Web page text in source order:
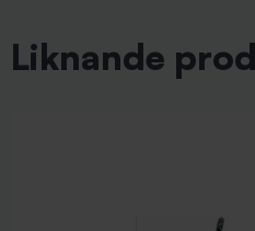
Liknande